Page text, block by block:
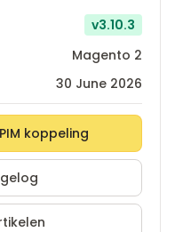
v3.10.3
Magento 2
30 June 2026
koppeling